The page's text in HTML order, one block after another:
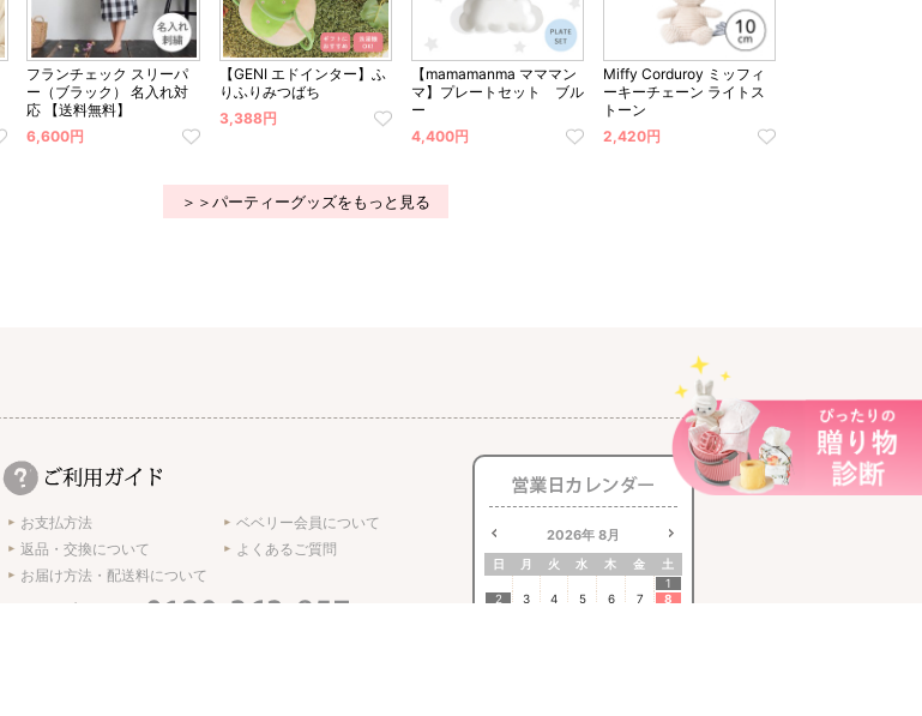
フランチェック スリーパ
ー（ブラック） 名入れ対
応 【送料無料】
6,600円
【GENI エドインター】ふ
りふりみつばち
3,388円
【mamamanma マママン
マ】プレートセット ブル
ー
4,400円
Miffy Corduroy ミッフィ
ーキーチェーン ライトス
トーン
2,420円
＞＞パーティーグッズをもっと見る
お支払方法
返品・交換について
お届け方法・配送料について
ベベリー会員について
よくあるご質問
2026年 8月
日 月 火 水 木 金
土
1
2
3 4 5 6 7
8